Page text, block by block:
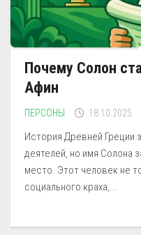
Почему Солон
Афин
ПЕРСОНЫ 18.10.2025
История Древней
деятелей, но имя Солона
место. Этот человек не
социального краха,...